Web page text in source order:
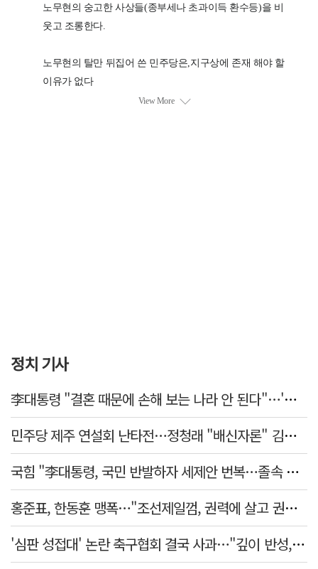
정치 기사
李대통령 "결혼 때문에 손해 보는 나라 안 된다"…'결혼 페널티' 22개 손본다
민주당 제주 연설회 난타전…정청래 "배신자론" 김민석 "관리 무능"
국힘 "李대통령, 국민 반발하자 세제안 번복…졸속 국정 즉각 중단"
홍준표, 한동훈 맹폭…"조선제일껌, 권력에 살고 권력에 죽었다"
'심판 성접대' 논란 축구협회 결국 사과…"깊이 반성, 쇄신하겠다"